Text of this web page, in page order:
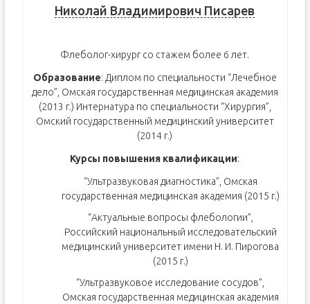
Николай Владимирович Писарев
Флеболог-хирург со стажем более 6 лет.
Образование: Диплом по специальности “Лечебное
дело”, Омская государственная медицинская академия
(2013 г.) Интернатура по специальности “Хирургия”,
Омский государственный медицинский университет
(2014 г.)
Курсы повышения квалификации:
“Ультразвуковая диагностика”, Омская
государственная медицинская академия (2015 г.)
“Актуальные вопросы флебологии”,
Российский национальный исследовательский
медицинский университет имени Н. И. Пирогова
(2015 г.)
“Ультразвуковое исследование сосудов”,
Омская государственная медицинская академия